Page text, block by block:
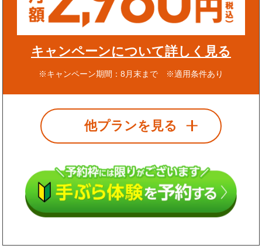
キャンペーンについて詳しく見る
※キャンペーン期間：8月末まで ※適用条件あり
他プランを見る